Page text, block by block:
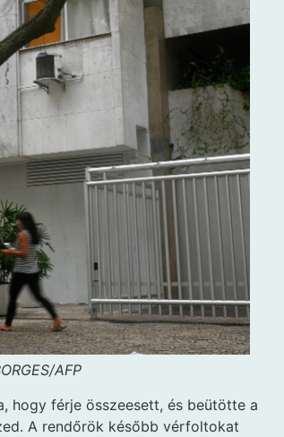
AFP
hogy férje összeesett, és beütötte a
A rendőrök később vérfoltokat